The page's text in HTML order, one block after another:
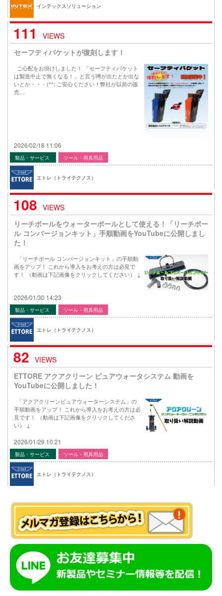
インテックスソリューション
111
VIEWS
セーフティバケットが復刻します！
ご心配をお掛けしました！ 「セーフティバケット
は製造中止で無くなる！」と言う噂が出たとか出な
いとか・・・(^^; ご安心ください！弊社が以前の販
売…
2026/02/18 11:06
製品・サービス ツール・用具用品
エトレ（トライテクノス）
108 VIEWS
リーチポールをウォーターポールとして使える！「リーチポー
ル コンバージョンキット」手順動画をYouTubeに公開しまし
た！
「リーチポール コンバージョンキット」の手順動
画をアップ！ これから導入をお考えの方は必見で
す！ （動画は下記画像をクリックしてください） ↓
2026/01/30 14:23
製品・サービス ツール・用具用品
エトレ（トライテクノス）
82 VIEWS
ETTORE アクアクリーン ピュアウォータシステム 動画を
YouTubeに公開しました！
「アクアクリーンピュアウォーターシステム」の
手順動画をアップ！ これから導入をお考えの方は必
見です！ （動画は下記画像をクリックしてくださ
い） ↓
2026/01/29 10:21
製品・サービス ツール・用具用品
エトレ（トライテクノス）